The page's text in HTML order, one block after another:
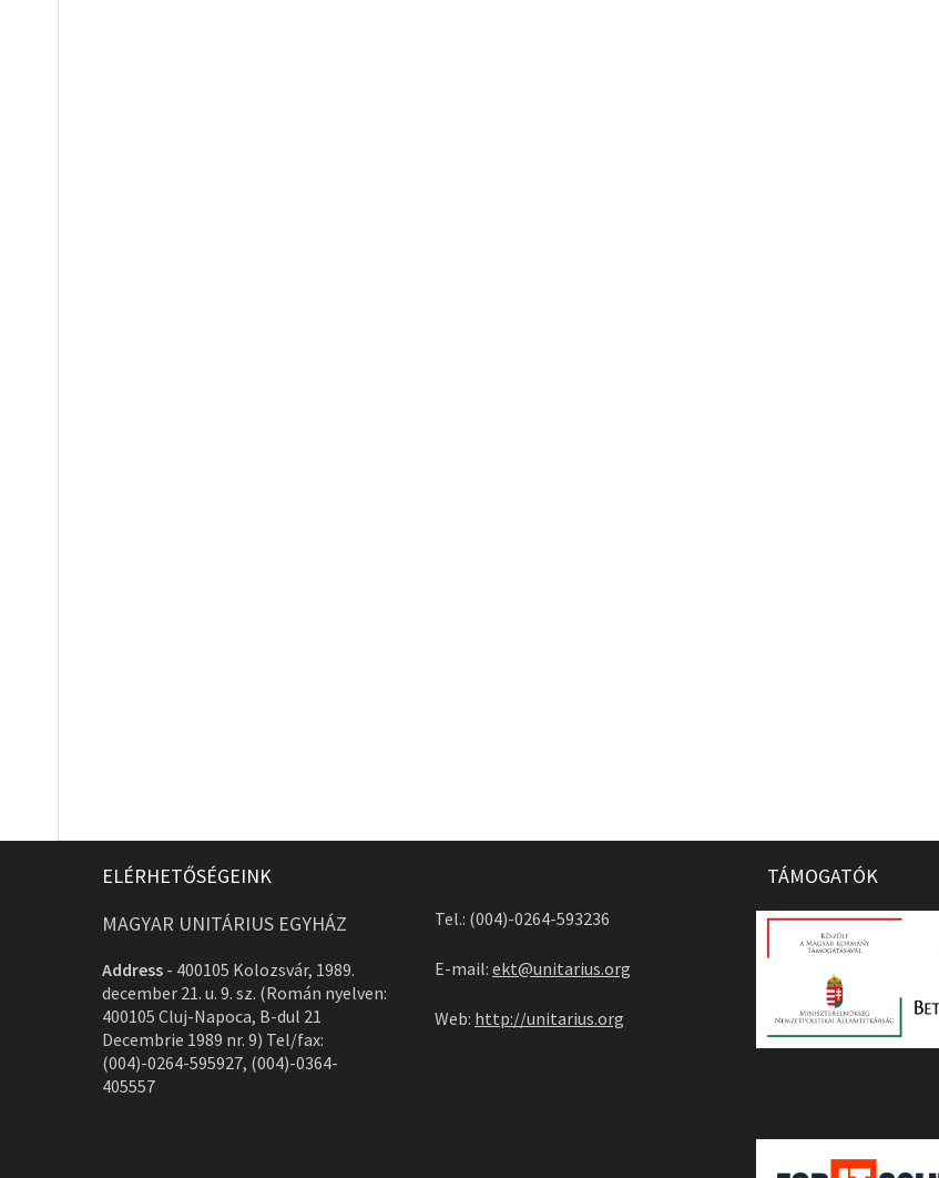
ELÉRHETŐSÉGEINK
MAGYAR UNITÁRIUS EGYHÁZ
Address - 400105 Kolozsvár, 1989.
december 21. u. 9. sz. (Román nyelven:
400105 Cluj-Napoca, B-dul 21
Decembrie 1989 nr. 9) Tel/fax:
(004)-0264-595927, (004)-0364-
405557
Tel.: (004)-0264-593236
E-mail: ekt@unitarius.org
Web: http://unitarius.org
TÁMOGATÓK